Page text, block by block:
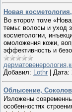
Новая
Во втором томе
темы: волосы и уход
косметологии,
омоложения кожи,
эффективность и
Добавил: Lothr Дата:
Облысение,
Изложены
особенностях